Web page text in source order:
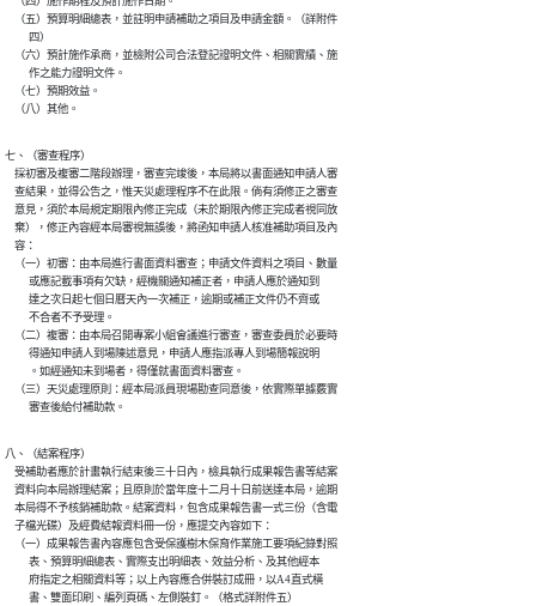
    （五）預算明細總表，並註明申請補助之項目及申請金額。（詳附件
          四）
    （六）預計施作承商，並檢附公司合法登記證明文件、相關實績、施
          作之能力證明文件。
    （七）預期效益。
    （八）其他。
七、（審查程序）
    採初審及複審二階段辦理，審查完竣後，本局將以書面通知申請人審
    查結果，並得公告之，惟天災處理程序不在此限。倘有須修正之審查
    意見，須於本局規定期限內修正完成（未於期限內修正完成者視同放
    棄），修正內容經本局審視無誤後，將函知申請人核准補助項目及內
    容：
    （一）初審：由本局進行書面資料審查；申請文件資料之項目、數量
          或應記載事項有欠缺，經機關通知補正者，申請人應於通知到
          達之次日起七個日曆天內一次補正，逾期或補正文件仍不齊或
          不合者不予受理。
    （二）複審：由本局召開專案小組會議進行審查，審查委員於必要時
          得通知申請人到場陳述意見，申請人應指派專人到場簡報說明
          。如經通知未到場者，得僅就書面資料審查。
    （三）天災處理原則：經本局派員現場勘查同意後，依實際單據覈實
          審查後給付補助款。
八、（結案程序）
    受補助者應於計畫執行結束後三十日內，檢具執行成果報告書等結案
    資料向本局辦理結案；且原則於當年度十二月十日前送達本局，逾期
    本局得不予核銷補助款。結案資料，包含成果報告書一式三份（含電
    子檔光碟）及經費結報資料冊一份，應提交內容如下：
    （一）成果報告書內容應包含受保護樹木保育作業施工要項紀錄對照
          表、預算明細總表、實際支出明細表、效益分析、及其他經本
          府指定之相關資料等；以上內容應合併裝訂成冊，以A4直式橫
          書、雙面印刷、編列頁碼、左側裝釘。（格式詳附件五）